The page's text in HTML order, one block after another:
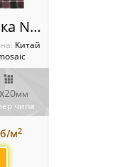
COV05-1 Мозаика NSmosaic
Китай
мм
чипа
м2